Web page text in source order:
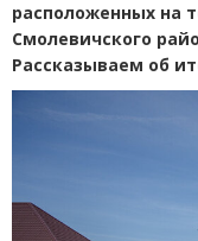
расположенных на
Смолевичского
Рассказываем об